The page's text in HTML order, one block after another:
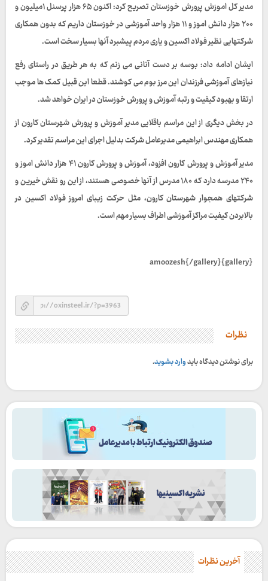
مدیر کل اموزش پرورش خوزستان تصریح کرد: اکنون ۶۵ هزار پرسنل ۱میلیون و
۲۰۰ هزار دانش اموز و ۱۱ هزار واحد آموزشی در خوزستان داریم که بدون همکاری
شرکتهایی نظیر فولاد اکسین و یاری مردم پیشبرد آنها بسیار سخت است.
ایشان ادامه داد: بوسه بر دست آنانی می زنم که به هر طریق در راستای رفع
نیازهای آموزشی فرزندان این مرز بوم می کوشند. قطعا این قبیل کمک ها موجب
ارتقا و بهبود کیفیت و رتبه آموزش و پرورش خوزستان در ایران خواهد شد.
در بخش دیگری از این مراسم باقلایی مدیر آموزش و پرورش شهرستان کارون از
همکاری مهندس ابراهیمی مدیرعامل شرکت بدلیل اجرای این مراسم تقدیر کرد.
مدیر آموزش و پرورش کارون افزود، آموزش و پرورش کارون ۴۱ هزار دانش اموز و
۲۴۰ مدرسه دارد که ۱۸۰ مدرس از آنها خصوصی هستند، از این رو نقش خیرین و
شرکتهای همجوار شهرستان کارون، مثل حرکت زیبای امروز فولاد اکسین در
بالابردن کیفیت مراکز آموزشی اطراف بسیار مهم است.
{gallery}amoozesh{/gallery}
نظرات
برای نوشتن دیدگاه بایدوارد بشوید.
آخرین نظرات